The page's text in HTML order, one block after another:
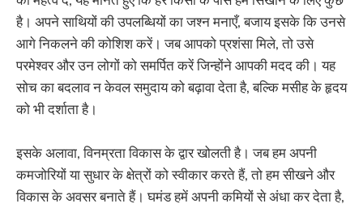
है। अपने साथियों की उपलब्धियों का जश्न मनाएँ, बजाय इसके कि उनसे
आगे निकलने की कोशिश करें। जब आपको प्रशंसा मिले, तो उसे
परमेश्वर और उन लोगों को समर्पित करें जिन्होंने आपकी मदद की। यह
सोच का बदलाव न केवल समुदाय को बढ़ावा देता है, बल्कि मसीह के हृदय
को भी दर्शाता है।
इसके अलावा, विनम्रता विकास के द्वार खोलती है। जब हम अपनी
कमजोरियों या सुधार के क्षेत्रों को स्वीकार करते हैं, तो हम सीखने और
विकास के अवसर बनाते हैं। घमंड हमें अपनी कमियों से अंधा कर देता है,